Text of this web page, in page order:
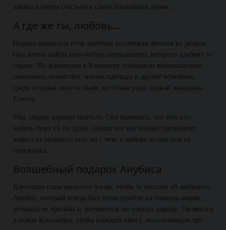
заняться своим счастьем в самое ближайшее время…
А где же ты, любовь…
Царица приказала всем знатным вельможам явиться во дворец.
Она хотела найти кого-нибудь подходящего, которого одобрит ее
сердце. На аудиенцию к Клеопатре приходили военачальники,
советники, министры, землевладельцы и другие мужчины,
среди которых многие были достойны руки первой женщины
Египта.
Увы, сердце царицы молчало. Она надеялась, что хоть кто-
нибудь будет ей по душе, однако вот последний претендент
вышел из тронного зала ни с чем, а любовь до сих пор не
проснулась.
Волшебный подарок Анубиса
Клеопатра стала молиться богам, чтобы те послали ей любимого.
Анубис, который всегда был готов прийти на помощь людям,
услышал ее просьбы и, разумеется, не отказал царице. Он явился
в покои Клеопатры, чтобы передать книгу, исполняющую три